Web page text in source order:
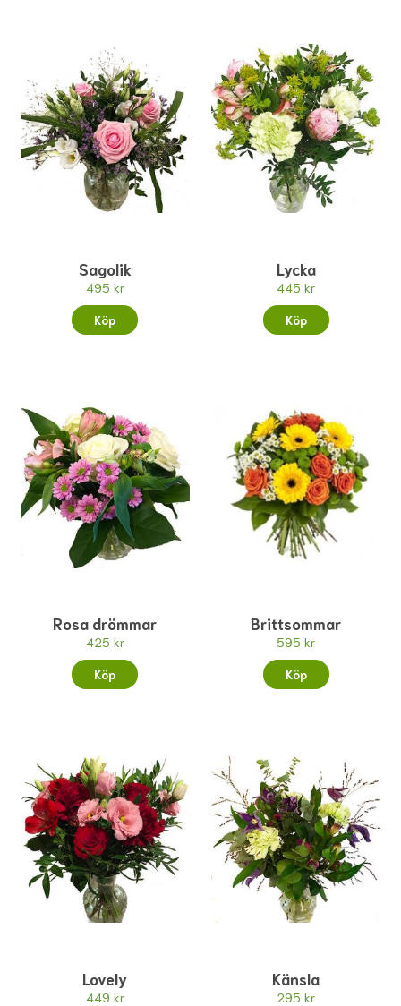
Sagolik
495 kr
Köp
Lycka
445 kr
Köp
Rosa drömmar
425 kr
Köp
Brittsommar
595 kr
Köp
Lovely
449 kr
Känsla
295 kr